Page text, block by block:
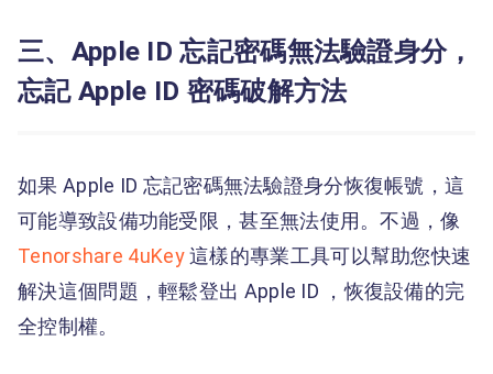
三、Apple ID 忘記密碼無法驗證身分，
忘記 Apple ID 密碼破解方法
如果 Apple ID 忘記密碼無法驗證身分恢復帳號，這
可能導致設備功能受限，甚至無法使用。不過，像
Tenorshare 4uKey這樣的專業工具可以幫助您快速
解決這個問題，輕鬆登出 Apple ID ，恢復設備的完
全控制權。